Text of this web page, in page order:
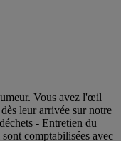
Vous avez l'œil
leur arrivée sur notre
- Entretien du
comptabilisées avec